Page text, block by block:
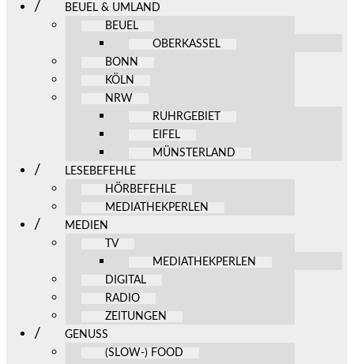
BEUEL & UMLAND
BEUEL
OBERKASSEL
BONN
KÖLN
NRW
RUHRGEBIET
EIFEL
MÜNSTERLAND
LESEBEFEHLE
HÖRBEFEHLE
MEDIATHEKPERLEN
MEDIEN
TV
MEDIATHEKPERLEN
DIGITAL
RADIO
ZEITUNGEN
GENUSS
(SLOW-) FOOD